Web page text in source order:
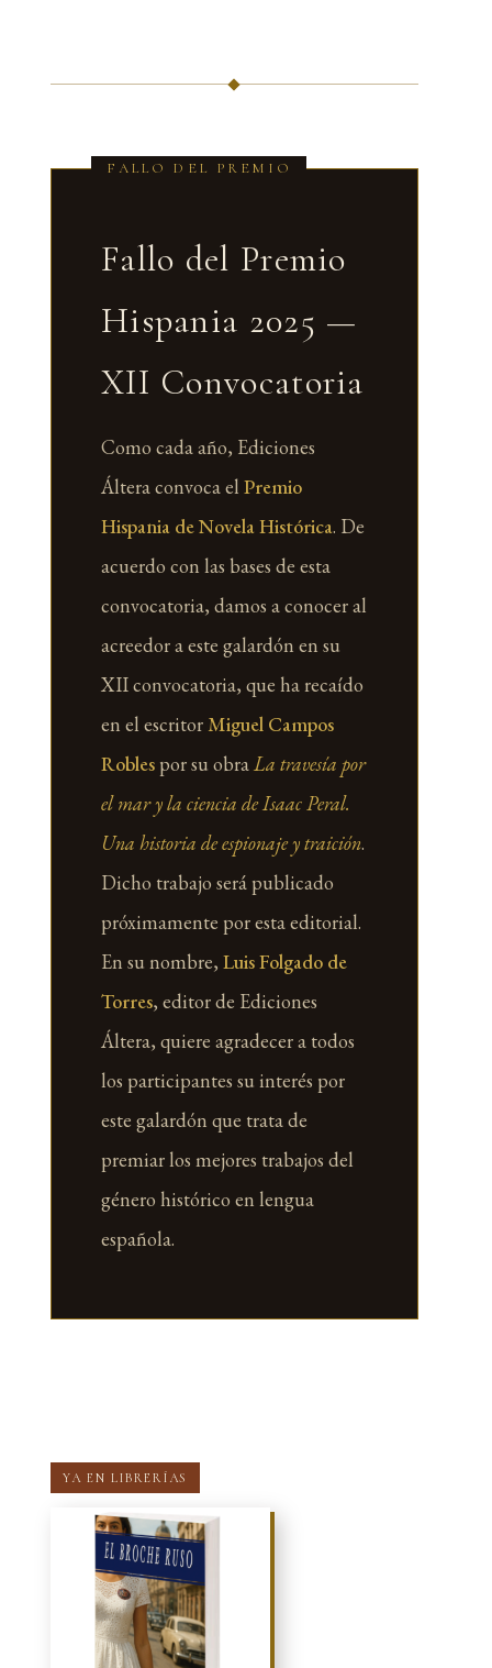
Fallo del Premio
Hispania 2025 —
XII Convocatoria
Como cada año, Ediciones
Áltera convoca el Premio
Hispania de Novela Histórica. De
acuerdo con las bases de esta
convocatoria, damos a conocer al
acreedor a este galardón en su
XII convocatoria, que ha recaído
en el escritor Miguel Campos
Robles por su obraLa travesía por
el mar y la ciencia de Isaac Peral.
Una historia de espionaje y traición.
Dicho trabajo será publicado
próximamente por esta editorial.
En su nombre, Luis Folgado de
Torres, editor de Ediciones
Áltera, quiere agradecer a todos
los participantes su interés por
este galardón que trata de
premiar los mejores trabajos del
género histórico en lengua
española.
YA EN LIBRERÍAS